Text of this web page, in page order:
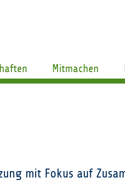
Mitmachen
mit Fokus auf